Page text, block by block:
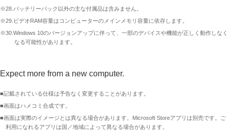
※28.バッテリーパック以外の主な付属品は含みません。
※29.ビデオRAM容量はコンピューターのメインメモリ容量に依存します。
※30.Windows 10のバージョンアップに伴って、一部のデバイスや機能が正しく動作しなく
なる可能性があります。
Expect more from a new computer.
■記載されている仕様は予告なく変更することがあります。
■画面はハメコミ合成です。
■画面は実際のイメージとは異なる場合があります。Microsoft Storeアプリは別売です。ご
利用になれるアプリは国／地域によって異なる場合があります。